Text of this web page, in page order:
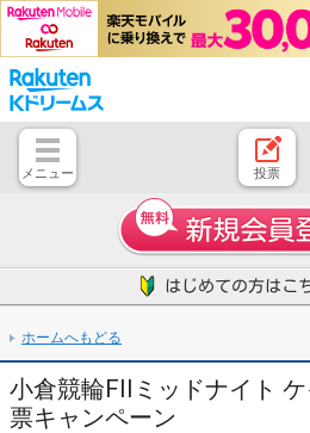
メニュー 投票
はじめての方へ
競輪レース情報・結果
レース開催スケジュール
注目開催レース
キャンペーン一覧
ご意見、ご要望 とじる
ホームへもどる
小倉競輪FIIミッドナイト
票キャンペーン